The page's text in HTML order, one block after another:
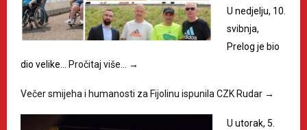
U nedjelju, 10.
svibnja,
Prelog je bio
dio velike…
Pročitaj više… →
Večer smijeha i humanosti za Fijolinu ispunila CZK Rudar →
U utorak, 5.